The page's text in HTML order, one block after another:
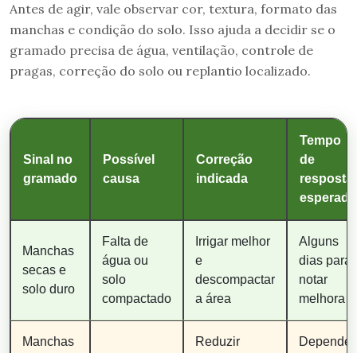
Antes de agir, vale observar cor, textura, formato das
manchas e condição do solo. Isso ajuda a decidir se o
gramado precisa de água, ventilação, controle de
pragas, correção do solo ou replantio localizado.
Sinal no
gramado
Possível
causa
Correção
indicada
Tempo
de
resposta
esperado
Manchas
secas e
solo duro
Falta de
água ou
solo
compactado
Irrigar melhor
e
descompactar
a área
Alguns
dias para
notar
melhora
Manchas
Reduzir
Depende